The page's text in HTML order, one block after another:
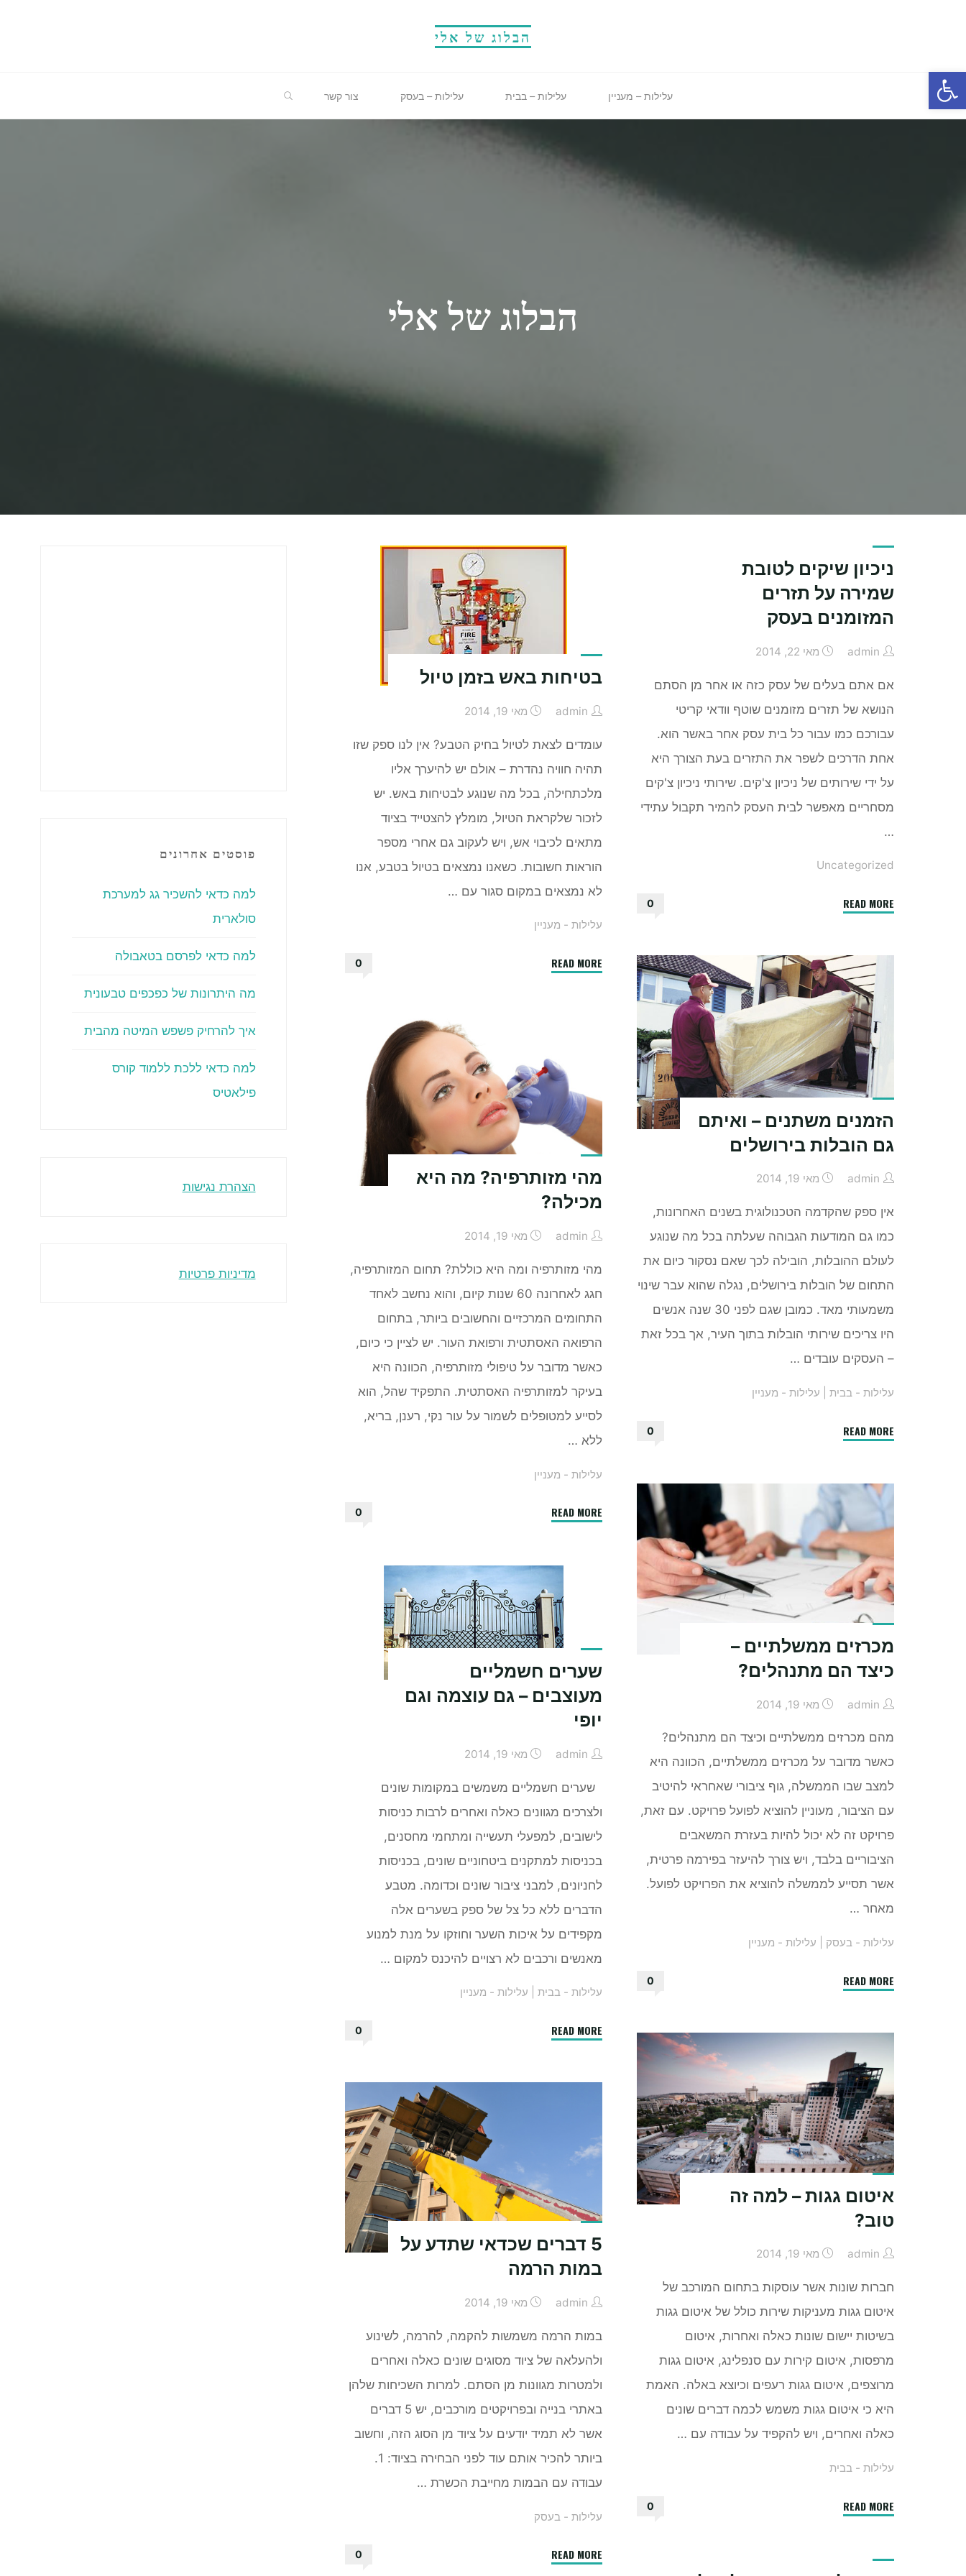
פתח סרגל נגישות
הבלוג של אלי
עלילות – מעניין עלילות – בבית עלילות – בעסק צור קשר
הבלוג של אלי
ניכיון שיקים לטובת
שמירה על תזרים
המזומנים בעסק
admin מאי 22, 2014
אם אתם בעלים של עסק כזה או אחר מן הסתם
הנושא של תזרים מזומנים שוטף וודאי קריטי
עבורכם כמו עבור כל בית עסק אחר באשר הוא.
אחת הדרכים לשפר את התזרים בעת הצורך היא
על ידי שירותים של ניכיון צ'קים. שירותי ניכיון צ'קים
מסחריים מאפשר לבית העסק להמיר תקבול עתידי
…
Uncategorized
READ MORE"ניכיון
שמירה
על
תזרים
המזומנים
בעסק"
0
בטיחות באש בזמן טיול
admin מאי 19, 2014
עומדים לצאת לטיול בחיק הטבע? אין לנו ספק שזו
תהיה חוויה נהדרת – אולם יש להיערך אליו
מלכתחילה, בכל מה שנוגע לבטיחות באש. יש
לזכור שלקראת הטיול, מומלץ להצטייד בציוד
מתאים לכיבוי אש, ויש לעקוב גם אחרי מספר
הוראות חשובות. כשאנו נמצאים בטיול בטבע, אנו
לא נמצאים במקום סגור עם …
עלילות - מעניין
READ MORE
0
הזמנים משתנים – ואיתם
גם הובלות בירושלים
admin מאי 19, 2014
אין ספק שהקדמה הטכנולוגית בשנים האחרונות,
כמו גם המודעות הגבוהה שעלתה בכל מה שנוגע
לעולם ההובלות, הובילה לכך שאם נסקור כיום את
התחום של הובלות בירושלים, נגלה שהוא עבר שינוי
משמעותי מאד. כמובן שגם לפני 30 שנה אנשים
היו צריכים שירותי הובלות בתוך העיר, אך בכל זאת
– העסקים עובדים …
עלילות - בבית עלילות - מעניין
READ MORE"הזמנים
ואיתם
גם
הובלות
בירושלים"
0
מהי מזותרפיה? מה היא
מכילה?
admin מאי 19, 2014
מהי מזותרפיה ומה היא כוללת? תחום המזותרפיה,
חגג לאחרונה 60 שנות קיום, והוא נחשב לאחד
התחומים המרכזיים והחשובים ביותר, בתחום
הרפואה האסתטית ורפואת העור. יש לציין כי כיום,
כאשר מדובר על טיפולי מזותרפיה, הכוונה היא
בעיקר למזותרפיה האסתטית. התפקיד שהל, הוא
לסייע למטופלים לשמור על עור נקי, רענן, בריא,
ללא …
עלילות - מעניין
READ MORE
היא
מכילה?"
0
מכרזים ממשלתיים –
כיצד הם מתנהלים?
admin מאי 19, 2014
מהם מכרזים ממשלתיים וכיצד הם מתנהלים?
כאשר מדובר על מכרזים ממשלתיים, הכוונה היא
למצב שבו הממשלה, גוף ציבורי שאחראי להיטיב
עם הציבור, מעוניין להוציא לפועל פרויקט. עם זאת,
פרויקט זה לא יכול להיות בעזרת המשאבים
הציבוריים בלבד, ויש צורך להיעזר בפירמה פרטית,
אשר תסייע לממשלה להוציא את הפרויקט לפועל.
מאחר …
עלילות - בעסק עלילות - מעניין
READ MORE"מכרזים
הם
מתנהלים?"
0
שערים חשמליים
מעוצבים – גם עוצמה וגם
יופי
admin מאי 19, 2014
שערים חשמליים משמשים במקומות שונים
ולצרכים מגוונים כאלה ואחרים לרבות כניסות
לישובים, למפעלי תעשייה ומתחמי מחסנים,
בכניסות למתקנים ביטחוניים שונים, בכניסות
לחניונים, למבני ציבור שונים וכדומה. מטבע
הדברים ללא כל צל של ספק בשערים אלה
מקפידים על איכות השער וחוזקו על מנת למנוע
מאנשים ורכבים לא רצויים להיכנס למקום …
עלילות - בבית עלילות - מעניין
READ MORE
0
איטום גגות – למה זה
טוב?
admin מאי 19, 2014
חברות שונות אשר עוסקות בתחום המורכב של
איטום גגות מעניקות שירות כולל של איטום גגות
בשיטות יישום שונות כאלה ואחרות, איטום
מרפסות, איטום קירות עם סנפלינג, איטום גגות
מרוצפים, איטום גגות רעפים וכיוצא באלה. האמת
היא כי איטום גגות משמש לכמה דברים שונים
כאלה ואחרים, ויש להקפיד על עבודה עם …
עלילות - בבית
READ MORE"איטום
0
5 דברים שכדאי שתדע על
במות הרמה
admin מאי 19, 2014
במות הרמה משמשות להקמה, להרמה, לשינוע
ולהעלאה של ציוד מסוגים שונים כאלה ואחרים
ולמטרות מגוונות מן הסתם. למרות השכיחות שלהן
באתרי בנייה ובפרויקטים מורכבים, יש 5 דברים
אשר לא תמיד יודעים על ציוד מן הסוג הזה, וחשוב
ביותר להכיר אותם עוד לפני הבחירה בציוד: 1.
עבודה עם הבמות מחייבת הכשרת …
עלילות - בעסק
READ MORE
0
פוסטים אחרונים
למה כדאי להשכיר גג למערכת
סולארית
למה כדאי לפרסם בטאבולה
מה היתרונות של כפכפים טבעונית
איך להרחיק פשפש המיטה מהבית
למה כדאי ללכת ללמוד קורס
פילאטיס
הצהרת נגישות
מדיניות פרטיות